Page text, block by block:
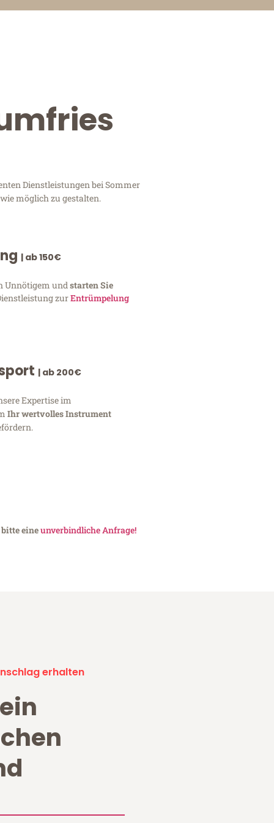
Dienstleistungen bei Sommer
möglich zu gestalten.
| ab 150€
Unnötigem undstarten Sie
zurEntrümpelung
| ab 200€
Expertise im
Ihr wertvolles Instrument
eineunverbindliche Anfrage!
erhalten